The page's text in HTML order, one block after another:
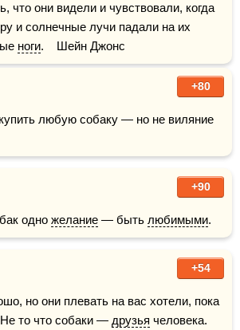
что они видели и чувствовали, когда
и солнечные лучи падали на их
ноги.    Шейн Джонс
+80
любую собаку — но не виляние
+90
одно желание — быть любимыми.
+54
но они плевать на вас хотели, пока
то что собаки — друзья человека.